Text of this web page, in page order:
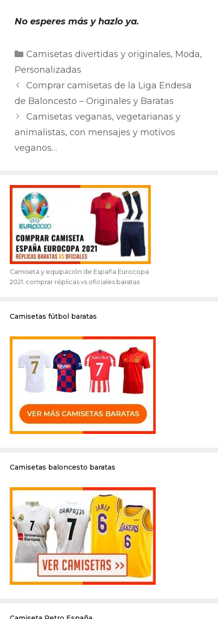
No esperes más y hazlo ya.
Categorías
Camisetas divertidas y originales, Moda,
Personalizadas
Comprar camisetas de la Liga Endesa
de Baloncesto – Originales y Baratas
Camisetas veganas, vegetarianas y
animalistas, con mensajes y motivos
veganos…
Camiseta y equipación de España Eurocopa
2021: comprar réplicas vs oficiales baratas
Camisetas fútbol baratas
Camisetas baloncesto baratas